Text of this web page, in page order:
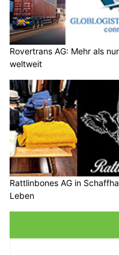
Rovertrans AG: Mehr als
weltweit
Rattlinbones AG in
Leben